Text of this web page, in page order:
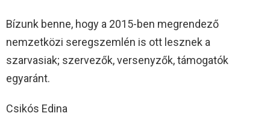
Bízunk benne, hogy a 2015-ben megrendező
nemzetközi seregszemlén is ott lesznek a
szarvasiak; szervezők, versenyzők, támogatók
egyaránt.
Csikós Edina